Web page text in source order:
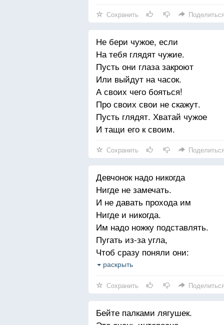
Сохранить
Не бери чужое, если
На тебя глядят чужие.
Пусть они глаза закроют
Или выйдут на часок.
А своих чего бояться!
Про своих свои не скажут.
Пусть глядят. Хватай чужое
И тащи его к своим.
Сохранить
Девчонок надо никогда
Нигде не замечать.
И не давать прохода им
Нигде и никогда.
Им надо ножку подставлять.
Пугать из-за угла,
Чтоб сразу поняли они:
Тебе на них плевать.
Сразу ей показывай язык.
Пускай не думает она,
Что ты в нее влюблен.
раскрыть
Сохранить
Бейте палками лягушек.